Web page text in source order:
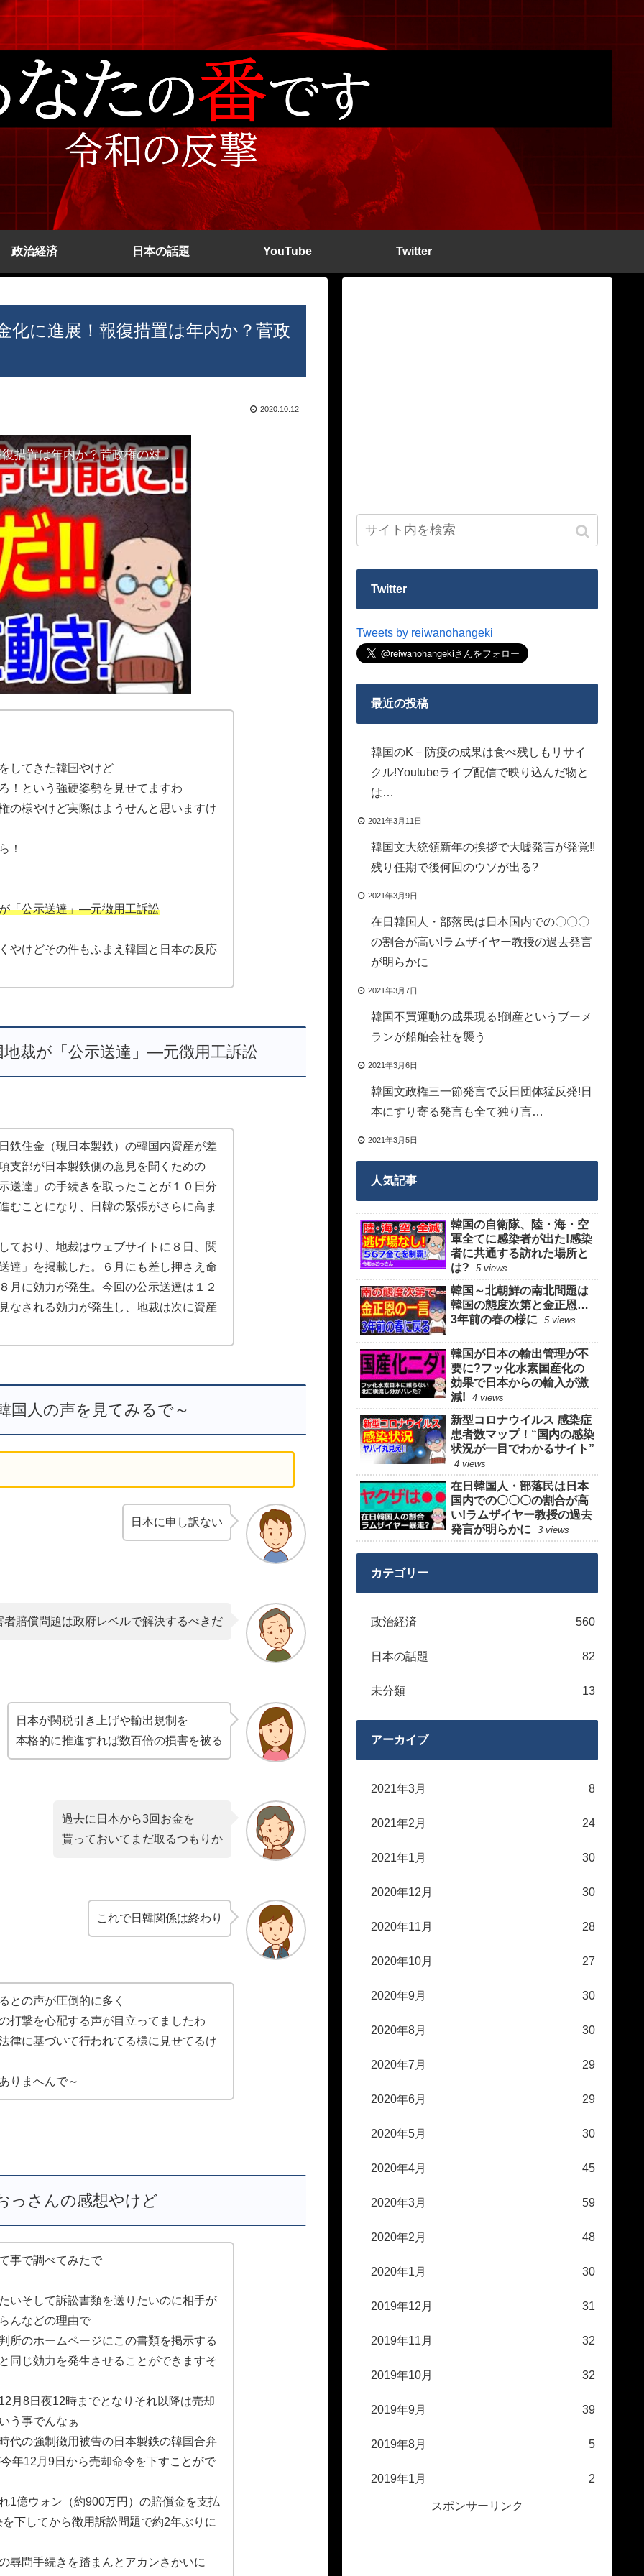
政治経済 日本の話題 YouTube Twitter
化に進展！報復措置は年内か？菅政
2020.10.12
【速報】徴用工問題 日本資産現金化に進展！報復措置は年内か？菅政権の対応に期待集まる！
してきた韓国やけど
！という強硬姿勢を見せてますわ
の様やけど実際はようせんと思いますけ
！
「公示送達」―元徴用工訴訟
やけどその件もふまえ韓国と日本の反応
裁が「公示送達」―元徴用工訴訟
鉄住金（現日本製鉄）の韓国内資産が差
支部が日本製鉄側の意見を聞くための
送達」の手続きを取ったことが１０日分
むことになり、日韓の緊張がさらに高ま
ており、地裁はウェブサイトに８日、関
達」を掲載した。６月にも差し押さえ命
月に効力が発生。今回の公示送達は１２
なされる効力が発生し、地裁は次に資産
国人の声を見てみるで～
日本に申し訳ない
者賠償問題は政府レベルで解決するべきだ
日本が関税引き上げや輸出規制を
本格的に推進すれば数百倍の損害を被る
過去に日本から3回お金を
貰っておいてまだ取るつもりか
これで日韓関係は終わり
との声が圧倒的に多く
打撃を心配する声が目立ってましたわ
律に基づいて行われてる様に見せてるけ
りまへんで～
っさんの感想やけど
事で調べてみたで
いそして訴訟書類を送りたいのに相手が
んなどの理由で
所のホームページにこの書類を掲示する
同じ効力を発生させることができますそ
月8日夜12時までとなりそれ以降は売却
う事でんなぁ
代の強制徴用被告の日本製鉄の韓国合弁
年12月9日から売却命令を下すことがで
1億ウォン（約900万円）の賠償金を支払
下してから徴用訴訟問題で約2年ぶりに
尋問手続きを踏まんとアカンさかいに
Twitter
Tweets by reiwanohangeki
最近の投稿
韓国のK－防疫の成果は食べ残しもリサイ
クル!Youtubeライブ配信で映り込んだ物と
は…
2021年3月11日
韓国文大統領新年の挨拶で大嘘発言が発覚!!
残り任期で後何回のウソが出る?
2021年3月9日
在日韓国人・部落民は日本国内での〇〇〇
の割合が高い!ラムザイヤー教授の過去発言
が明らかに
2021年3月7日
韓国不買運動の成果現る!倒産というブーメ
ランが船舶会社を襲う
2021年3月6日
韓国文政権三一節発言で反日団体猛反発!日
本にすり寄る発言も全て独り言…
2021年3月5日
人気記事
韓国の自衛隊、陸・海・空
軍全てに感染者が出た!感染
者に共通する訪れた場所と
は?
5 views
韓国～北朝鮮の南北問題は
韓国の態度次第と金正恩…
3年前の春の様に
5 views
韓国が日本の輸出管理が不
要に?フッ化水素国産化の
効果で日本からの輸入が激
減!
4 views
新型コロナウイルス 感染症
患者数マップ！“国内の感染
状況が一目でわかるサイト”
4 views
在日韓国人・部落民は日本
国内での〇〇〇の割合が高
い!ラムザイヤー教授の過去
発言が明らかに
3 views
カテゴリー
政治経済 560
日本の話題 82
未分類 13
アーカイブ
2021年3月 8
2021年2月 24
2021年1月 30
2020年12月 30
2020年11月 28
2020年10月 27
2020年9月 30
2020年8月 30
2020年7月 29
2020年6月 29
2020年5月 30
2020年4月 45
2020年3月 59
2020年2月 48
2020年1月 30
2019年12月 31
2019年11月 32
2019年10月 32
2019年9月 39
2019年8月 5
2019年1月 2
スポンサーリンク